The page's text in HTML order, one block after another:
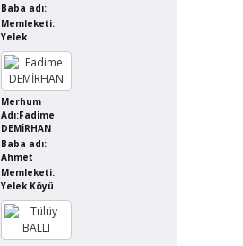
Baba adı:
Memleketi:
Yelek
Merhum
Adı:Fadime
DEMİRHAN
Baba adı:
Ahmet
Memleketi:
Yelek Köyü